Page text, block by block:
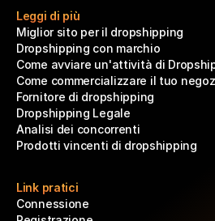
Leggi di più
Miglior sito per il dropshipping
Dropshipping con marchio
Come avviare un'attività di
Come commercializzare il tuo
Fornitore di dropshipping
Dropshipping Legale
Analisi dei concorrenti
Prodotti vincenti di dropshipping
Link pratici
Connessione